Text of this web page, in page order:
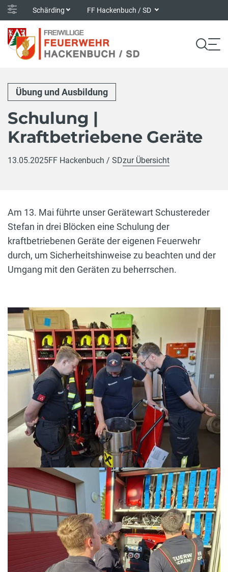
Schärding FF Hackenbuch / SD
Übung und Ausbildung
Schulung |
Kraftbetriebene Geräte
13.05.2025FF Hackenbuch / SDzur Übersicht
Am 13. Mai führte unser Gerätewart Schustereder
Stefan in drei Blöcken eine Schulung der
kraftbetriebenen Geräte der eigenen Feuerwehr
durch, um Sicherheitshinweise zu beachten und der
Umgang mit den Geräten zu beherrschen.